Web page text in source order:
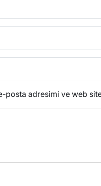
posta adresimi ve web